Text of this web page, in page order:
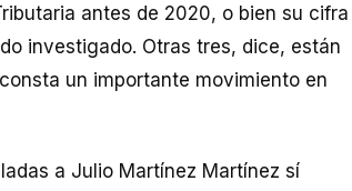
antes de 2020, o bien su cifra
investigado. Otras tres, dice, están
un importante movimiento en
a Julio Martínez Martínez sí